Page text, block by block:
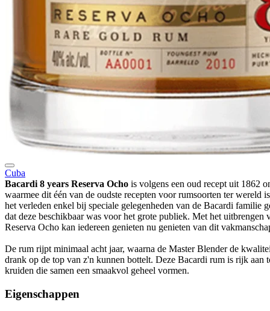
Cuba
Bacardi 8 years Reserva Ocho is volgens een oud recept uit 1862
waarmee dit één van de oudste recepten voor rumsoorten ter wereld
het verleden enkel bij speciale gelegenheden van de Bacardi familie
dat deze beschikbaar was voor het grote publiek. Met het uitbrengen
Reserva Ocho kan iedereen genieten nu genieten van dit
De rum rijpt minimaal acht jaar, waarna de Master Blender de
drank op de top van z'n kunnen bottelt. Deze Bacardi rum is rijk aan
kruiden die samen een smaakvol geheel vormen.
Eigenschappen